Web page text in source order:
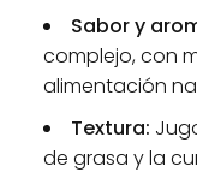
Sabor y
complejo, con
alimentación
Textura:
de grasa y la